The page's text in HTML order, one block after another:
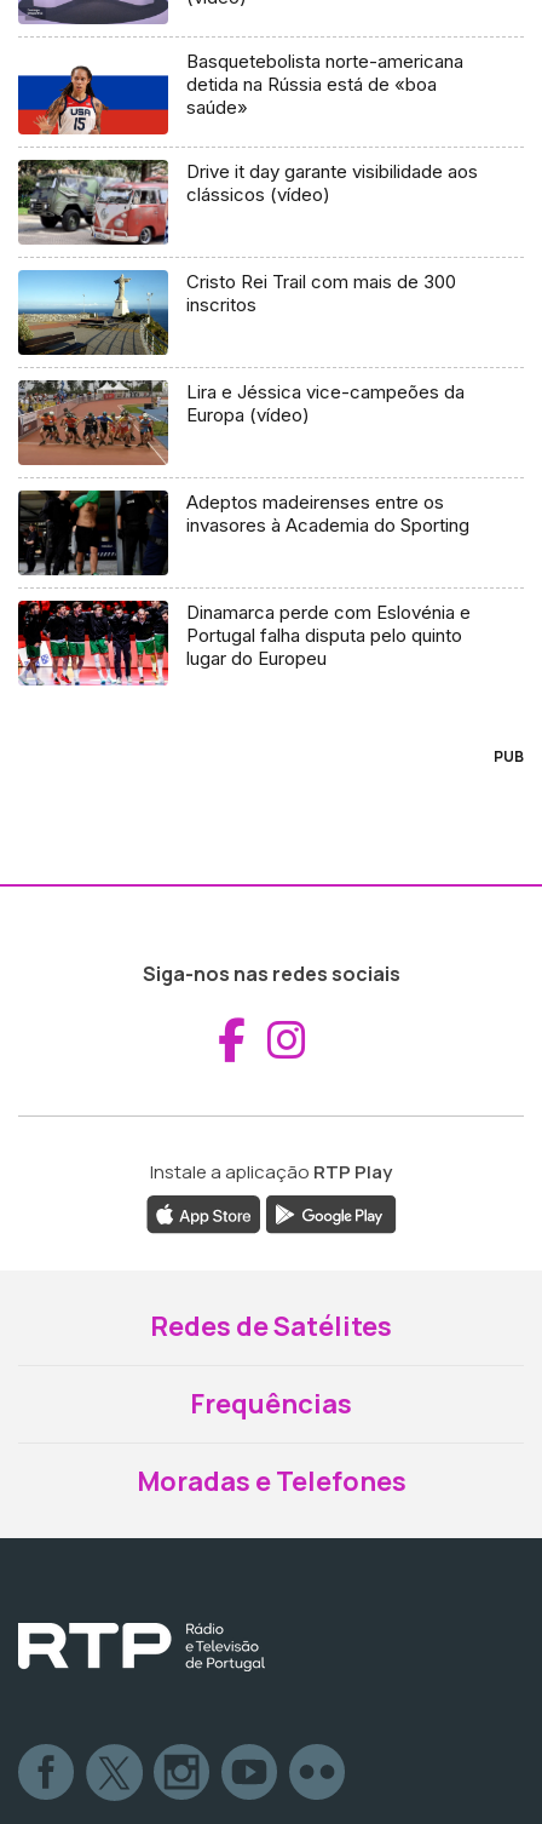
Basquetebolista norte-americana
detida na Rússia está de «boa
saúde»
Drive it day garante visibilidade aos
clássicos (vídeo)
Cristo Rei Trail com mais de 300
inscritos
Lira e Jéssica vice-campeões da
Europa (vídeo)
Adeptos madeirenses entre os
invasores à Academia do Sporting
Dinamarca perde com Eslovénia e
Portugal falha disputa pelo quinto
lugar do Europeu
PUB
Siga-nos nas redes sociais
Aceder ao
Instale a aplicação RTP Play
Redes de Satélites
Frequências
Moradas e Telefones